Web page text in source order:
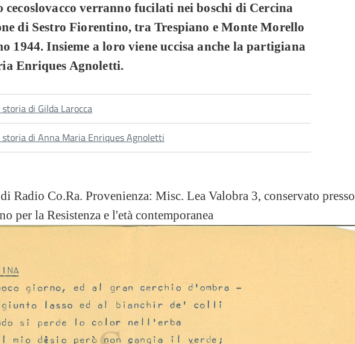
verranno fucilati nei boschi di Cercina
di Sestro Fiorentino, tra Trespiano e Monte Morello
1944. Insieme a loro viene uccisa anche la partigiana
Enriques Agnoletti.
di Gilda Larocca
storia di Anna Maria Enriques Agnoletti
Radio Co.Ra. Provenienza: Misc. Lea Valobra 3, conservato presso
per la Resistenza e l'età contemporanea